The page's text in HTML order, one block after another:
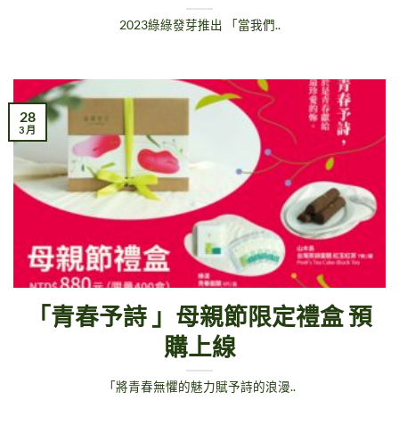
2023綠綠發芽推出 「當我們..
「青春予詩 」母親節限定禮盒 預
購上線
「將青春無懼的魅力賦予詩的浪漫..
28
3 月